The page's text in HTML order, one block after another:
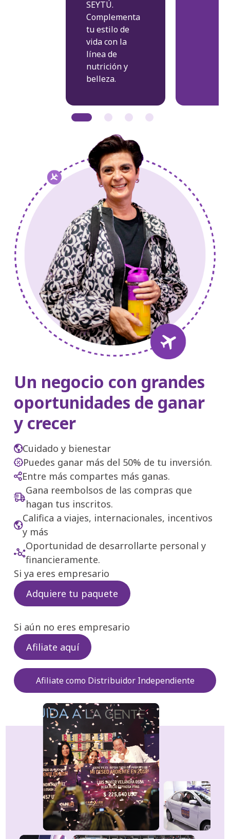
SEYTÚ.
Complementa
tu estilo de
vida con la
línea de
nutrición y
belleza.
Un negocio con grandes
oportunidades de ganar
y crecer
Cuidado y bienestar
Puedes ganar más del 50% de tu inversión.
Entre más compartes más ganas.
Gana reembolsos de las compras que
hagan tus inscritos.
Califica a viajes, internacionales, incentivos
y más
Oportunidad de desarrollarte personal y
financieramente.
Si ya eres empresario
Adquiere tu paquete
Si aún no eres empresario
Afiliate aquí
Afiliate como Distribuidor Independiente